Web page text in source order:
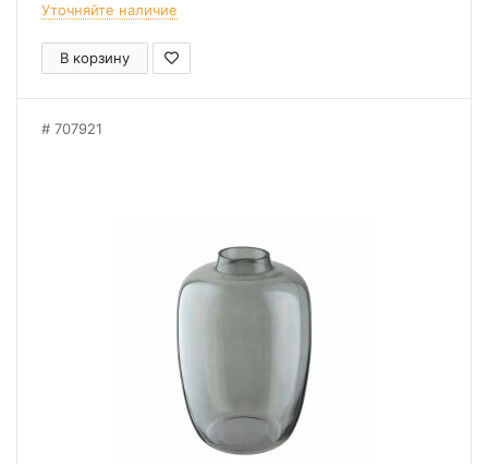
Уточняйте наличие
В корзину
707921